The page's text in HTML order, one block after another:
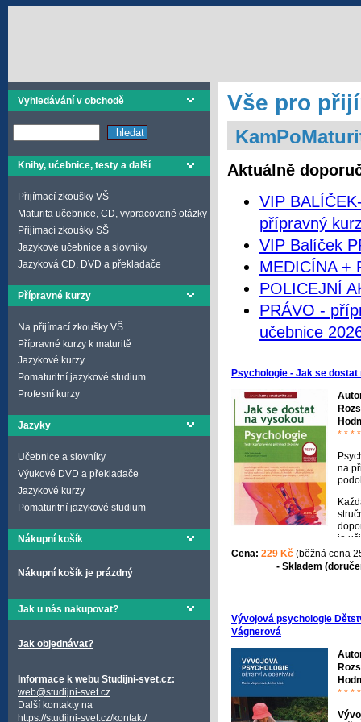
Vyhledávání v obchodě
Knihy, učebnice, testy a další
Přijímací zkoušky VŠ
Maturita učebnice, CD, vypracované otázky
Přijímací zkoušky SŠ
Jazykové učebnice a slovníky
Jazyková CD, DVD a překladače
Přípravné kurzy
Na přijímací zkoušky VŠ
Přípravné kurzy k maturitě
Jazykové kurzy
Pomaturitní jazykové studium
Profesní kurzy
Jazyky
Učebnice a slovníky
Výukové DVD a překladače
Jazykové kurzy
Pomaturitní jazykové studium
Nákupní košík
Nákupní košík je prázdný
Jak u nás nakupovat?
Jak objednávat?
Informace k webu Studijni-svet.cz:
web@studijni-svet.cz
Další kontakty na
https://studijni-svet.cz/kontakt/
Vše pro
Aktuálně
VIP
přípravný
VIP Balíček
MEDICÍNA +
POLICEJNÍ
PRÁVO -
učebnice
Psychologie - Jak se
* * *
na
je
Pro
Cena: 229 Kč (běžná cena
- Skladem
Vývojová psychologie
Vágnerová
* * *